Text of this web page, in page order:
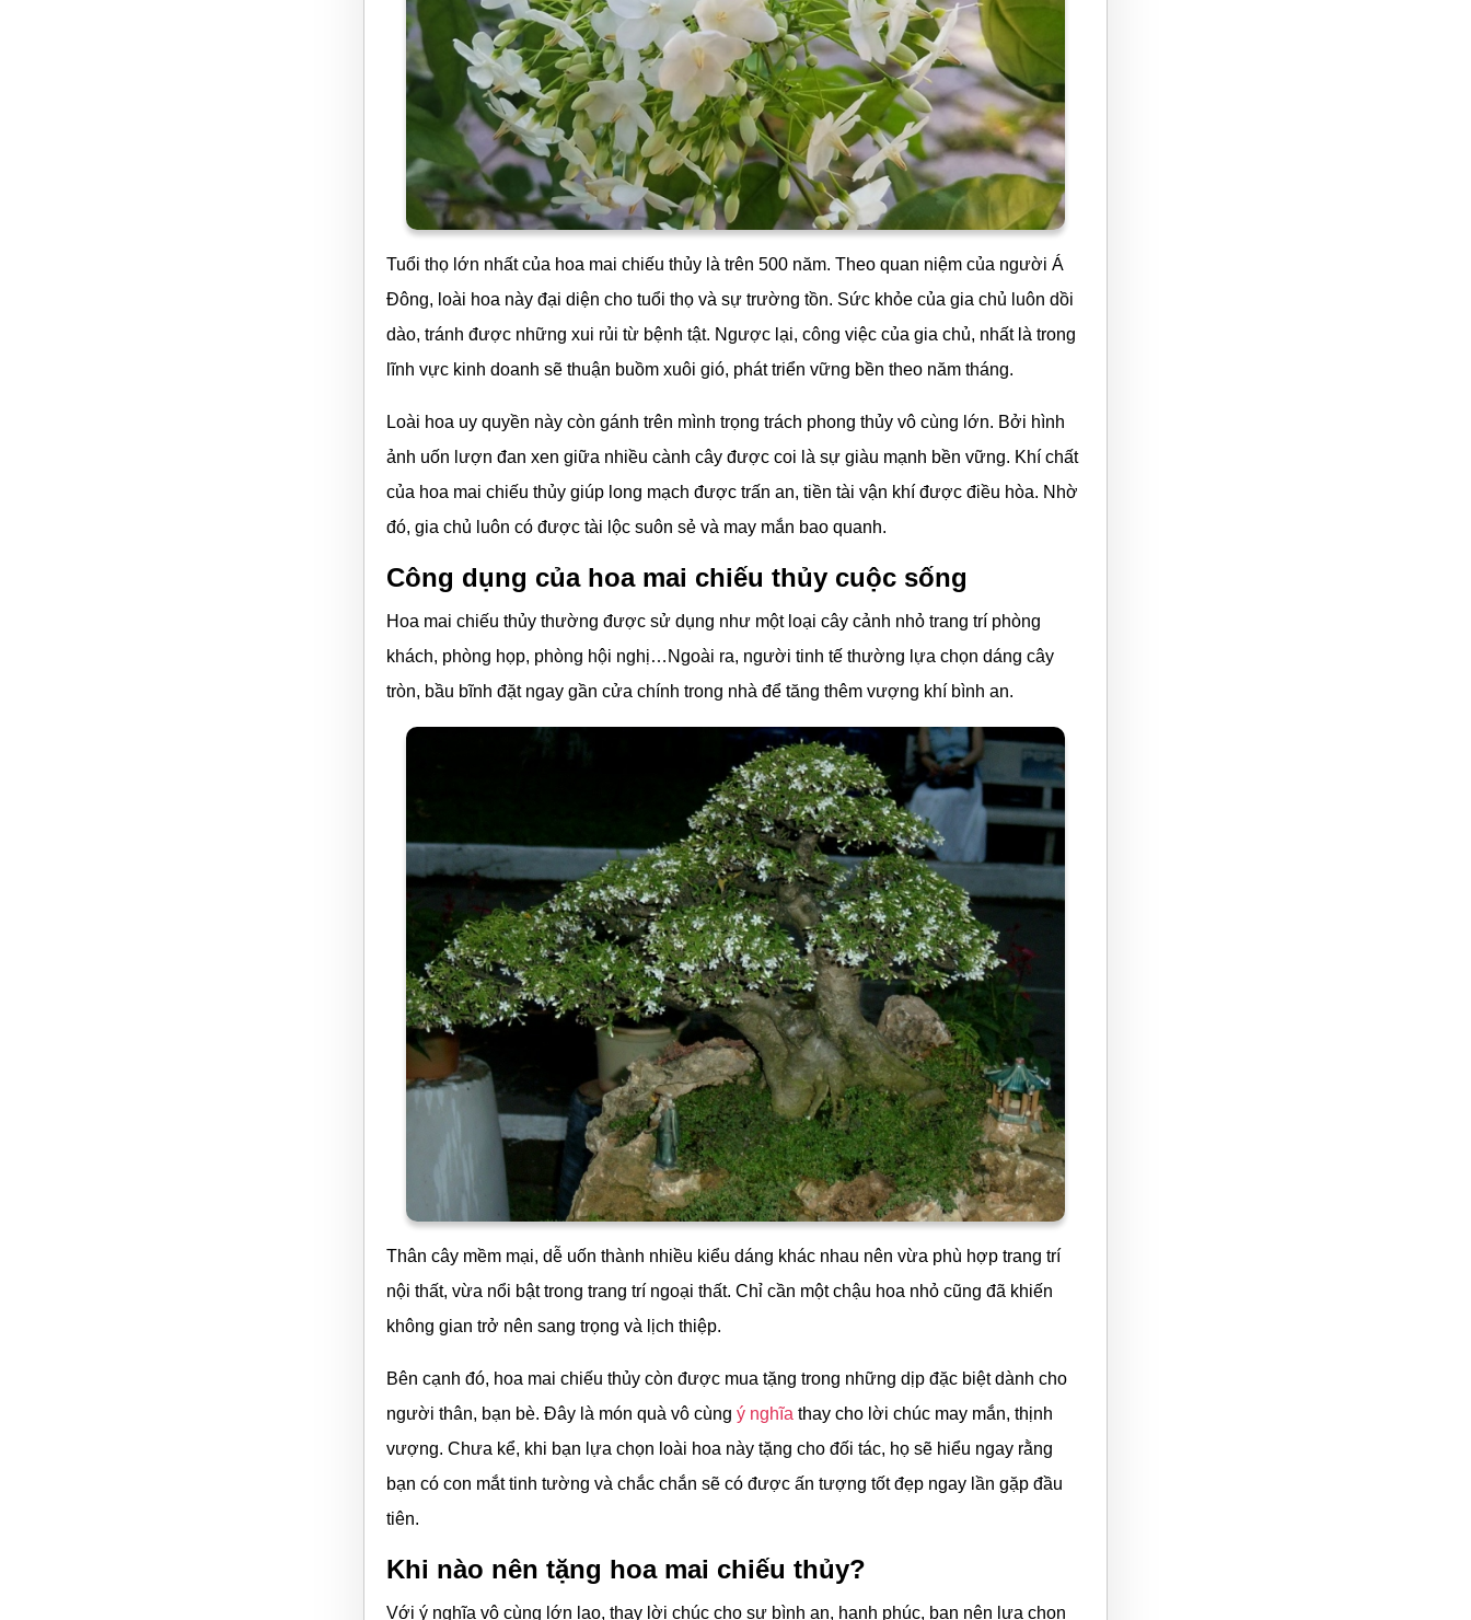
Tuổi thọ lớn nhất của hoa mai chiếu thủy là trên 500 năm. Theo quan niệm của người Á
Đông, loài hoa này đại diện cho tuổi thọ và sự trường tồn. Sức khỏe của gia chủ luôn dồi
dào, tránh được những xui rủi từ bệnh tật. Ngược lại, công việc của gia chủ, nhất là trong
lĩnh vực kinh doanh sẽ thuận buồm xuôi gió, phát triển vững bền theo năm tháng.
Loài hoa uy quyền này còn gánh trên mình trọng trách phong thủy vô cùng lớn. Bởi hình
ảnh uốn lượn đan xen giữa nhiều cành cây được coi là sự giàu mạnh bền vững. Khí chất
của hoa mai chiếu thủy giúp long mạch được trấn an, tiền tài vận khí được điều hòa. Nhờ
đó, gia chủ luôn có được tài lộc suôn sẻ và may mắn bao quanh.
Công dụng của hoa mai chiếu thủy cuộc sống
Hoa mai chiếu thủy thường được sử dụng như một loại cây cảnh nhỏ trang trí phòng
khách, phòng họp, phòng hội nghị…Ngoài ra, người tinh tế thường lựa chọn dáng cây
tròn, bầu bĩnh đặt ngay gần cửa chính trong nhà để tăng thêm vượng khí bình an.
Thân cây mềm mại, dễ uốn thành nhiều kiểu dáng khác nhau nên vừa phù hợp trang trí
nội thất, vừa nổi bật trong trang trí ngoại thất. Chỉ cần một chậu hoa nhỏ cũng đã khiến
không gian trở nên sang trọng và lịch thiệp.
Bên cạnh đó, hoa mai chiếu thủy còn được mua tặng trong những dịp đặc biệt dành cho
người thân, bạn bè. Đây là món quà vô cùng ý nghĩa thay cho lời chúc may mắn, thịnh
vượng. Chưa kể, khi bạn lựa chọn loài hoa này tặng cho đối tác, họ sẽ hiểu ngay rằng
bạn có con mắt tinh tường và chắc chắn sẽ có được ấn tượng tốt đẹp ngay lần gặp đầu
tiên.
Khi nào nên tặng hoa mai chiếu thủy?
Với ý nghĩa vô cùng lớn lao, thay lời chúc cho sự bình an, hạnh phúc, bạn nên lựa chọn